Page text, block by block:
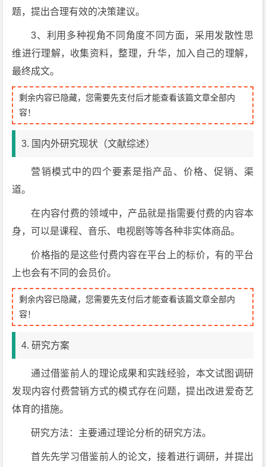
题，提出合理有效的决策建议。
3、利用多种视角不同角度不同方面，采用发散性思
维进行理解，收集资料，整理，升华，加入自己的理解，
最终成文。
剩余内容已隐藏，您需要先支付后才能查看该篇文章全部内
容！
3. 国内外研究现状（文献综述）
营销模式中的四个要素是指产品、价格、促销、渠
道。
在内容付费的领域中，产品就是指需要付费的内容本
身，可以是课程、音乐、电视剧等等各种非实体商品。
价格指的是这些付费内容在平台上的标价，有的平台
上也会有不同的会员价。
剩余内容已隐藏，您需要先支付后才能查看该篇文章全部内
容！
4. 研究方案
通过借鉴前人的理论成果和实践经验，本文试图调研
发现内容付费营销方式的模式存在问题，提出改进爱奇艺
体育的措施。
研究方法：主要通过理论分析的研究方法。
首先先学习借鉴前人的论文，接着进行调研，并提出